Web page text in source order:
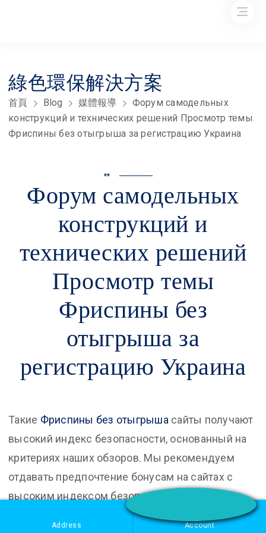
Address Account
綠色環保解決方案
首頁 Blog 媒體報導
Форум самодельных
конструкций и технических решений Просмотр темы
Фриспины без отыгрыша за регистрацию Украина
**
Форум самодельных
конструкций и
технических решений
Просмотр темы
Фриспины без
отыгрыша за
регистрацию Украина
Такие Фриспины без отыгрыша сайты получают
высокий индекс безопасности, основанный на
критериях наших обзоров. Мы рекомендуем
отдавать предпочтение бонусам на сайтах с
высоким индексом безопасности. Еще один
способ поиграть за счет компании и выиграть –